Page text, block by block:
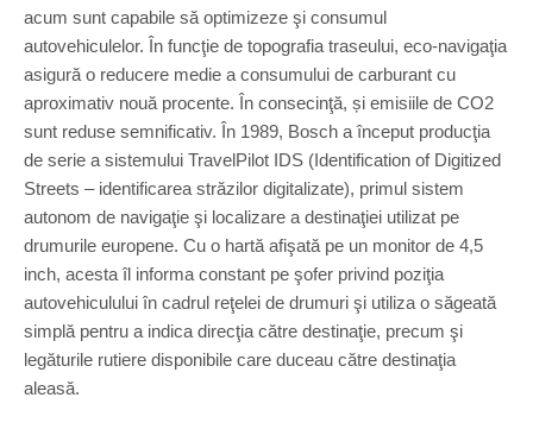
acum sunt capabile să optimizeze şi consumul
autovehiculelor. În funcţie de topografia traseului, eco-navigaţia
asigură o reducere medie a consumului de carburant cu
aproximativ nouă procente. În consecinţă, și emisiile de CO2
sunt reduse semnificativ. În 1989, Bosch a început producţia
de serie a sistemului TravelPilot IDS (Identification of Digitized
Streets – identificarea străzilor digitalizate), primul sistem
autonom de navigaţie şi localizare a destinaţiei utilizat pe
drumurile europene. Cu o hartă afişată pe un monitor de 4,5
inch, acesta îl informa constant pe şofer privind poziţia
autovehiculului în cadrul reţelei de drumuri şi utiliza o săgeată
simplă pentru a indica direcţia către destinaţie, precum şi
legăturile rutiere disponibile care duceau către destinaţia
aleasă.